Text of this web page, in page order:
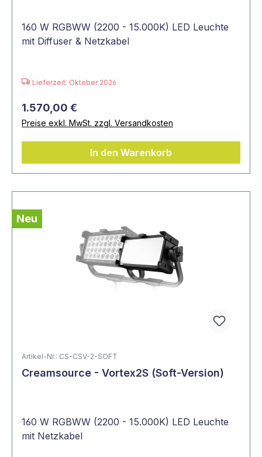
160 W RGBWW (2200 - 15.000K) LED Leuchte
mit Diffuser & Netzkabel
Lieferzeit: Oktober 2026
1.570,00 €
Preise exkl. MwSt. zzgl. Versandkosten
In den Warenkorb
Neu
Artikel-Nr.: CS-CSV-2-SOFT
Creamsource - Vortex2S (Soft-Version)
160 W RGBWW (2200 - 15.000K) LED Leuchte
mit Netzkabel